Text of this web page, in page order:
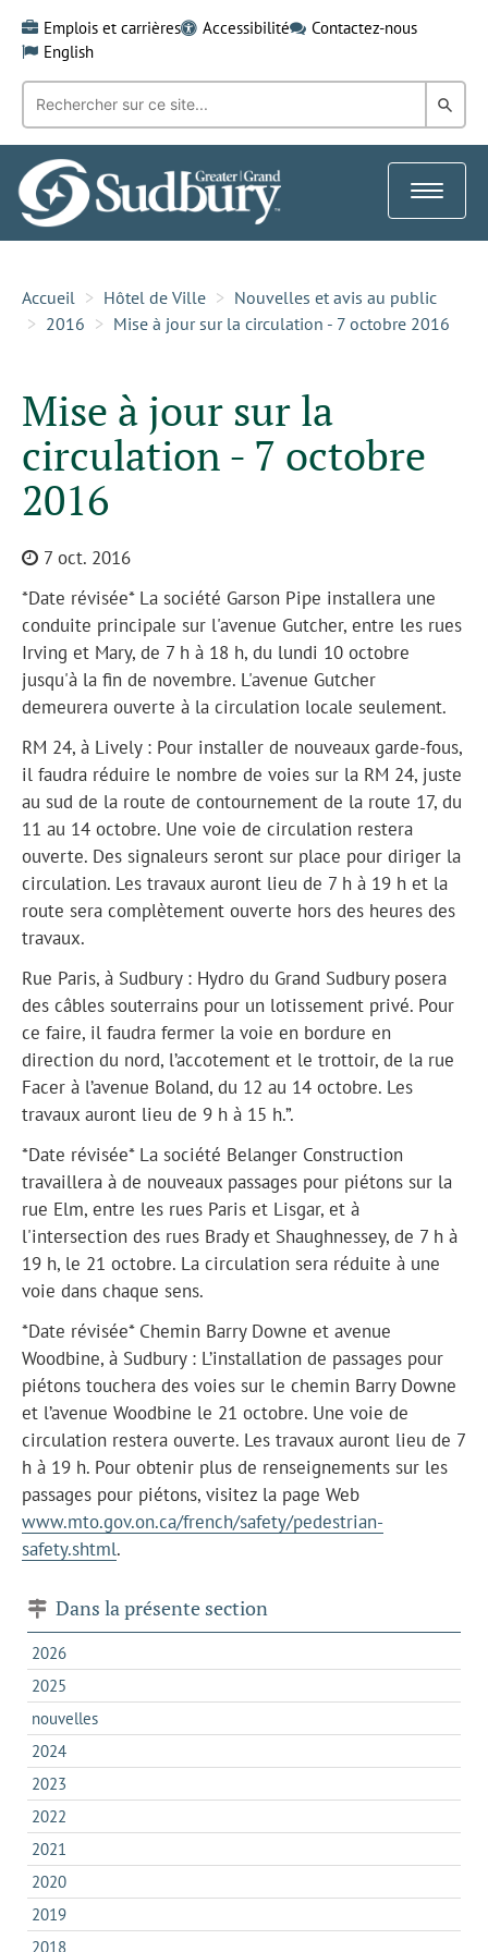
content
Emplois et carrières Accessibilité
Contactez-nous
English
Recherche
mot-
clé:
dans
Toggle
Accueil Hôtel de Ville
Nouvelles et avis au public
2016
Mise à jour sur la circulation - 7 octobre 2016
Mise à jour sur la
circulation - 7 octobre
2016
7 oct. 2016
*Date révisée* La société Garson Pipe installera une
conduite principale sur l'avenue Gutcher, entre les rues
Irving et Mary, de 7 h à 18 h, du lundi 10 octobre
jusqu'à la fin de novembre. L'avenue Gutcher
demeurera ouverte à la circulation locale seulement.
RM 24, à Lively : Pour installer de nouveaux garde-fous,
il faudra réduire le nombre de voies sur la RM 24, juste
au sud de la route de contournement de la route 17, du
11 au 14 octobre. Une voie de circulation restera
ouverte. Des signaleurs seront sur place pour diriger la
circulation. Les travaux auront lieu de 7 h à 19 h et la
route sera complètement ouverte hors des heures des
travaux.
Rue Paris, à Sudbury : Hydro du Grand Sudbury posera
des câbles souterrains pour un lotissement privé. Pour
ce faire, il faudra fermer la voie en bordure en
direction du nord, l’accotement et le trottoir, de la rue
Facer à l’avenue Boland, du 12 au 14 octobre. Les
travaux auront lieu de 9 h à 15 h.”.
*Date révisée* La société Belanger Construction
travaillera à de nouveaux passages pour piétons sur la
rue Elm, entre les rues Paris et Lisgar, et à
l'intersection des rues Brady et Shaughnessey, de 7 h à
19 h, le 21 octobre. La circulation sera réduite à une
voie dans chaque sens.
*Date révisée* Chemin Barry Downe et avenue
Woodbine, à Sudbury : L’installation de passages pour
piétons touchera des voies sur le chemin Barry Downe
et l’avenue Woodbine le 21 octobre. Une voie de
circulation restera ouverte. Les travaux auront lieu de 7
h à 19 h. Pour obtenir plus de renseignements sur les
passages pour piétons, visitez la page Web
www.mto.gov.on.ca/french/safety/pedestrian-
safety.shtml.
Dans la présente section
2026
2025
nouvelles
2024
2023
2022
2021
2020
2019
2018